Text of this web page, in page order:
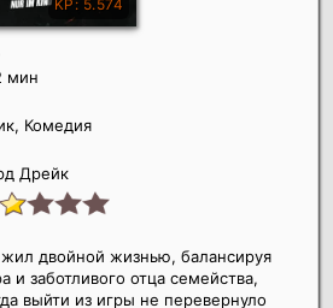
мин
Комедия
Дрейк
двойной жизнью, балансируя
заботливого отца семейства,
выйти из игры не перевернуло